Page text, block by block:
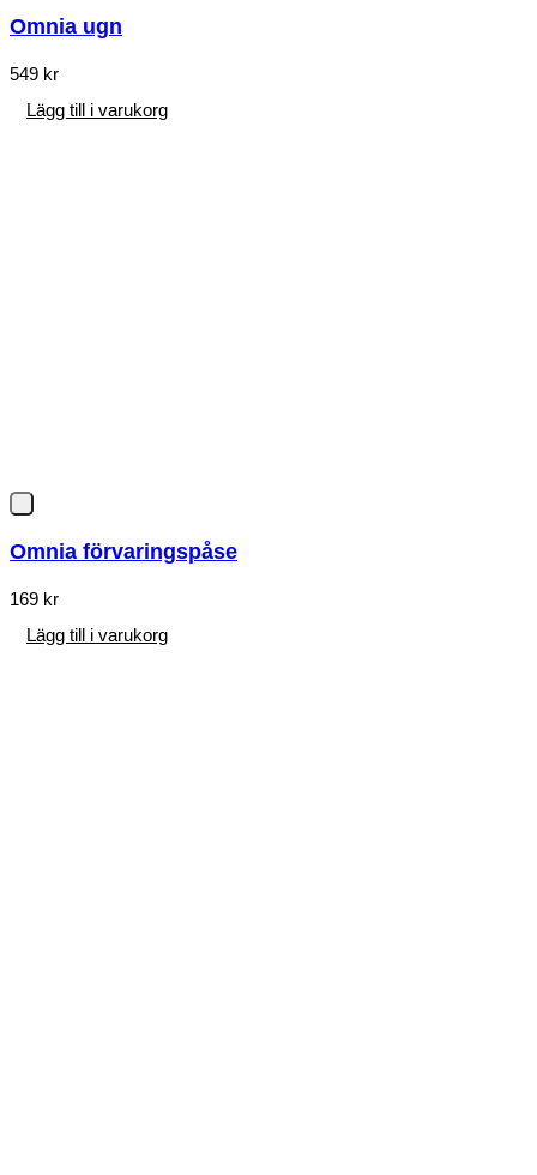
Omnia ugn
549 kr
Lägg till i varukorg
Omnia förvaringspåse
169 kr
Lägg till i varukorg